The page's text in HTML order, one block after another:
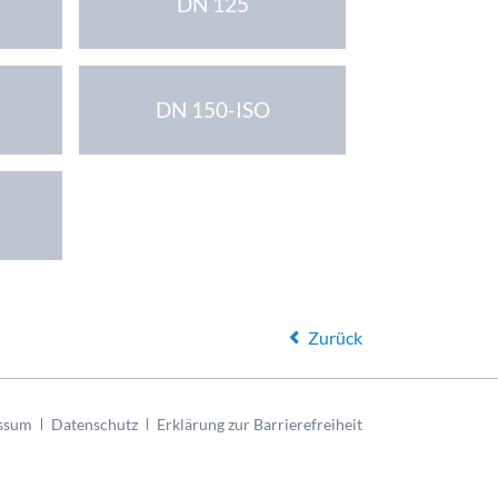
DN 150-ISO
Zurück
Datenschutz Erklärung zur Barrierefreiheit